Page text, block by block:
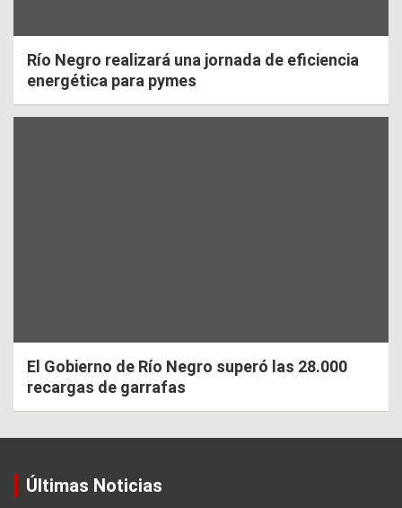
Río Negro realizará una jornada de eficiencia
energética para pymes
El Gobierno de Río Negro superó las 28.000
recargas de garrafas
Últimas Noticias